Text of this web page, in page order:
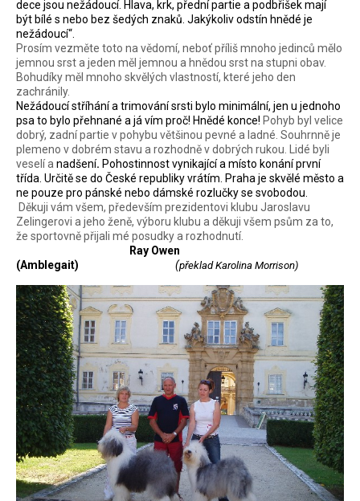
dece jsou nežádoucí. Hlava, krk, přední partie a podbřišek mají
být bílé s nebo bez šedých znaků. Jakýkoliv odstín hnědé je
nežádoucí“.
Prosím vezměte toto na vědomí, neboť příliš mnoho jedinců mělo
jemnou srst a jeden měl jemnou a hnědou srst na stupni obav.
Bohudíky měl mnoho skvělých vlastností, které jeho den
zachránily.
Nežádoucí stříhání a trimování srsti bylo minimální, jen u jednoho
psa to bylo přehnané a já vím proč! Hnědé konce! Pohyb byl velice
dobrý, zadní partie v pohybu většinou pevné a ladné. Souhrnně je
plemeno v dobrém stavu a rozhodně v dobrých rukou. Lidé byli
veselí a nadšení. Pohostinnost vynikající a místo konání první
třída. Určitě se do České republiky vrátím. Praha je skvělé město a
ne pouze pro pánské nebo dámské rozlučky se svobodou.
Děkuji vám všem, především prezidentovi klubu Jaroslavu
Zelingerovi a jeho ženě, výboru klubu a děkuji všem psům za to,
že sportovně přijali mé posudky a rozhodnutí.
Ray Owen
(Amblegait)
(překlad Karolina Morrison)